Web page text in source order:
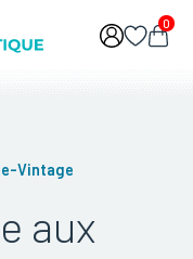
0
Vintage
aux